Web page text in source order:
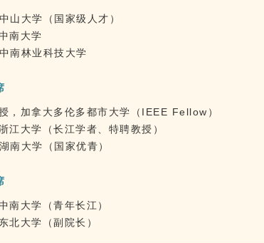
大学（国家级人才）
南大学
南林业科技大学
，加拿大多伦多都市大学（IEEE Fellow）
江大学（长江学者、特聘教授）
大学（国家优青）
南大学（青年长江）
北大学（副院长）